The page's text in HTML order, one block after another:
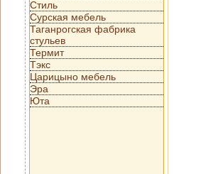
Стиль
Сурская мебель
Таганрогская фабрика
стульев
Термит
Тэкс
Царицыно мебель
Эра
Юта